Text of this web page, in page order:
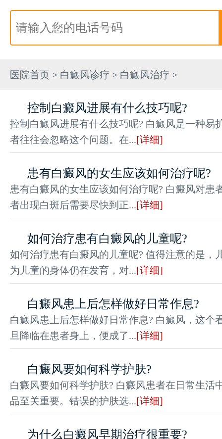
医院首页 > 白癜风诊疗 > 白癜风治疗 >
控制白癜风进展有什么技巧呢?
控制白癜风进展有什么技巧呢? 白癜风是一种易
者往往会忽略这个问题。在...[详细]
患有白癜风的女生应该如何治疗呢?
患有白癜风的女生应该如何治疗呢? 白癜风对患
者出现白斑后需要尽快到正...[详细]
如何治疗患有白癜风的儿童呢?
如何治疗患有白癜风的儿童呢? 值得注意的是，
为儿童的身体仍在发育，对...[详细]
白癜风患上后怎样做好日常作息?
白癜风患上后怎样做好日常作息? 白癜风，这个
旦降临在患者身上，便成了...[详细]
白癜风要如何科学护肤?
白癜风要如何科学护肤? 白癜风患者在日常生活
品至关重要。错误的护肤选...[详细]
为什么白癜风早期治疗很重要?